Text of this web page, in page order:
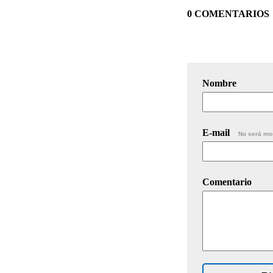
0 COMENTARIOS
Nombre
E-mail No será
Comentario